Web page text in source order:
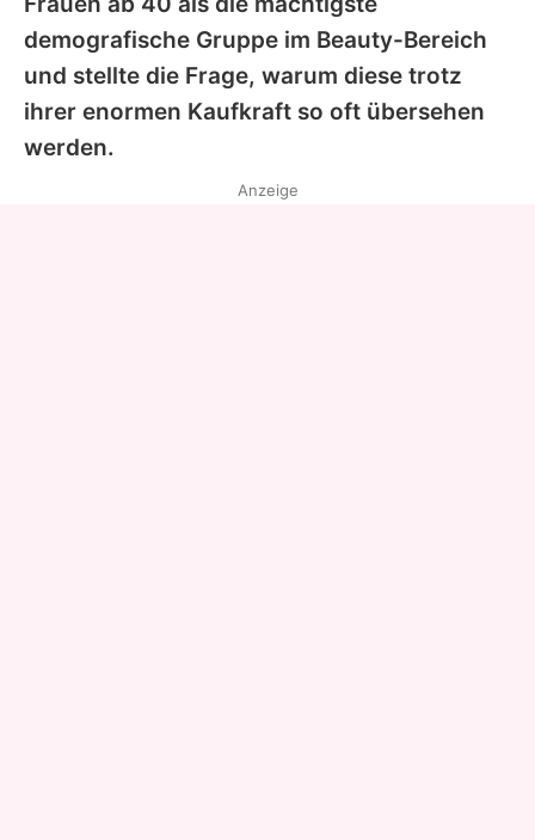
demografische Gruppe im Beauty-Bereich
und stellte die Frage, warum diese trotz
ihrer enormen Kaufkraft so oft übersehen
werden.
Anzeige